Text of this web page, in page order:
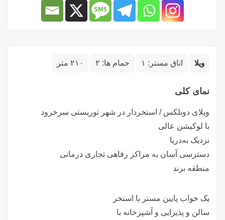
ویلا اتاق مستر: ۱ حمام ها: ۲ ۲۱۰ متر
نمای کلی
ویلای دوبلکس / استخردار در شهر توریستی سرخرود
با لوکیشن عالی
نزدیک به‌دریا
دسترسی آسان به مراکز رفاهی تجاری درمانی
منطقه برند
یک خواب پایین مستر با استخر
سالن و پذیرایی و آشپزخانه با